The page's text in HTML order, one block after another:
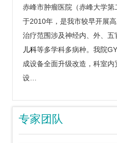
赤峰市肿瘤医院（赤峰大学第
于2010年，是我市较早开展
治疗范围涉及神经内、外、五
儿科等多学科多病种。我院
成设备全面升级改造，科室
设…
专家团队